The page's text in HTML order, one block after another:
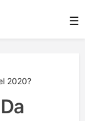
☰
2020?